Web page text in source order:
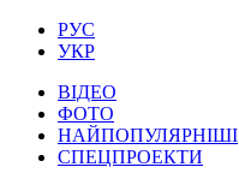
РУС
УКР
ВІДЕО
ФОТО
НАЙПОПУЛЯРНІШІ
СПЕЦПРОЕКТИ